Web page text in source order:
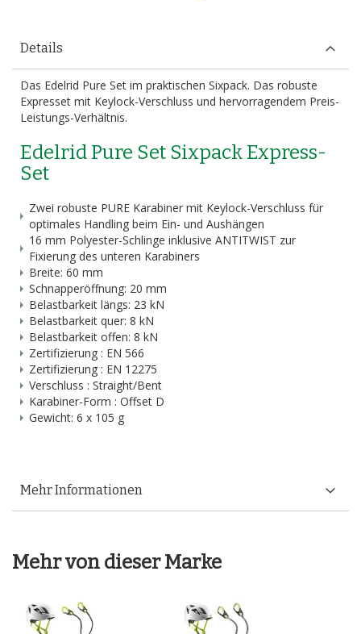
Details
Das Edelrid Pure Set im praktischen Sixpack. Das robuste
Expresset mit Keylock-Verschluss und hervorragendem Preis-
Leistungs-Verhältnis.
Edelrid Pure Set Sixpack Express-
Set
Zwei robuste PURE Karabiner mit Keylock-Verschluss für
optimales Handling beim Ein- und Aushängen
16 mm Polyester-Schlinge inklusive ANTITWIST zur
Fixierung des unteren Karabiners
Breite: 60 mm
Schnapperöffnung: 20 mm
Belastbarkeit längs: 23 kN
Belastbarkeit quer: 8 kN
Belastbarkeit offen: 8 kN
Zertifizierung : EN 566
Zertifizierung : EN 12275
Verschluss : Straight/Bent
Karabiner-Form : Offset D
Gewicht: 6 x 105 g
Mehr Informationen
Mehr von dieser Marke